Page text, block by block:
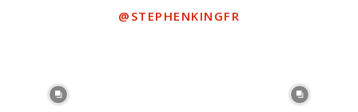
@STEPHENKINGFR